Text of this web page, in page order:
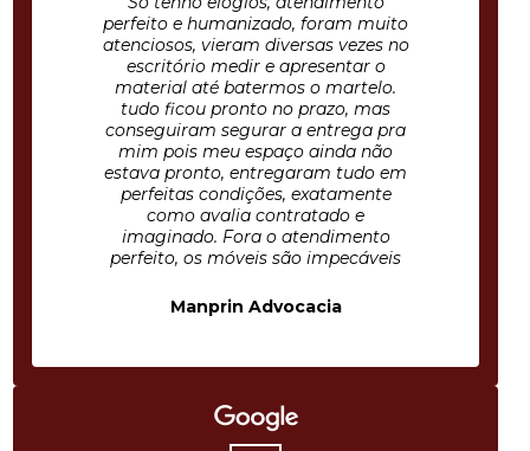
perfeito e humanizado, foram muito
atenciosos, vieram diversas vezes no
escritório medir e apresentar o
material até batermos o martelo.
tudo ficou pronto no prazo, mas
conseguiram segurar a entrega pra
mim pois meu espaço ainda não
estava pronto, entregaram tudo em
perfeitas condições, exatamente
como avalia contratado e
imaginado. Fora o atendimento
perfeito, os móveis são impecáveis
Manprin Advocacia